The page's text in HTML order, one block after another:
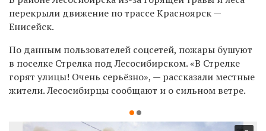
перекрыли движение по трассе Красноярск —
Енисейск.
По данным пользователей соцсетей, пожары бушуют
в поселке Стрелка под Лесосибирском. «В Стрелке
горят улицы! Очень серьёзно», — рассказали местные
жители. Лесосибирцы сообщают и о сильном ветре.